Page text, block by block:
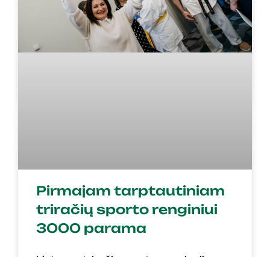
Pirmajam tarptautiniam
triračių sporto renginiui
3000 parama